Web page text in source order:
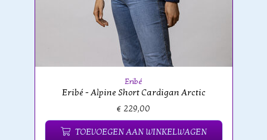
Eribé
Eribé - Alpine Short Cardigan Arctic
€ 229,00
TOEVOEGEN AAN WINKELWAGEN